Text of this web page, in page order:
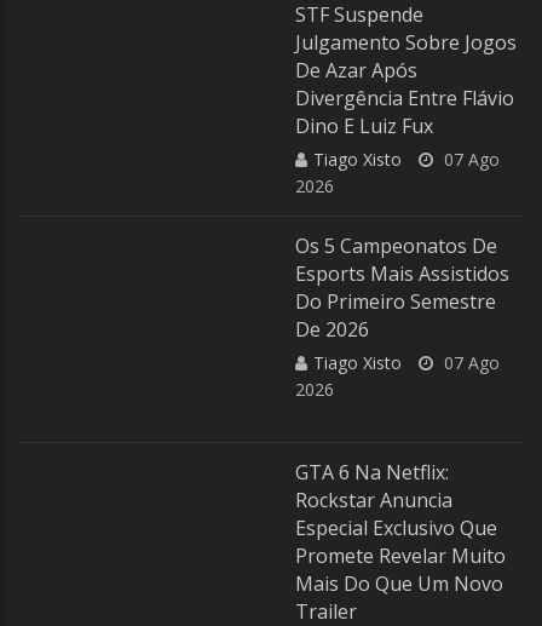
STF Suspende
Julgamento Sobre Jogos
De Azar Após
Divergência Entre Flávio
Dino E Luiz Fux
Tiago Xisto
07 Ago
2026
Os 5 Campeonatos De
Esports Mais Assistidos
Do Primeiro Semestre
De 2026
Tiago Xisto
07 Ago
2026
GTA 6 Na Netflix:
Rockstar Anuncia
Especial Exclusivo Que
Promete Revelar Muito
Mais Do Que Um Novo
Trailer